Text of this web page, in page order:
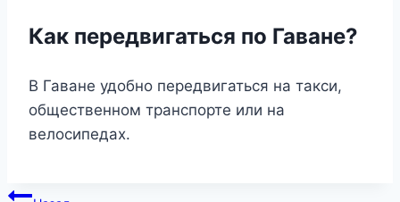
Как передвигаться по Гаване?
В Гаване удобно передвигаться на такси,
общественном транспорте или на
велосипедах.